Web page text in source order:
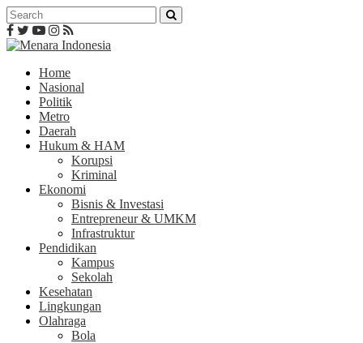
Home
Nasional
Politik
Metro
Daerah
Hukum & HAM
Korupsi
Kriminal
Ekonomi
Bisnis & Investasi
Entrepreneur & UMKM
Infrastruktur
Pendidikan
Kampus
Sekolah
Kesehatan
Lingkungan
Olahraga
Bola